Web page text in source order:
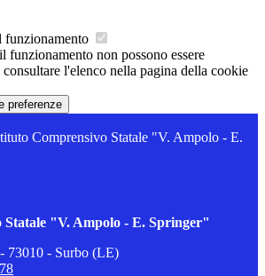
funzionamento
funzionamento non possono essere
l'elenco nella pagina della cookie
preferenze
Comprensivo Statale "V. Ampolo - E.
Statale "V. Ampolo - E. Springer"
73010 - Surbo (LE)